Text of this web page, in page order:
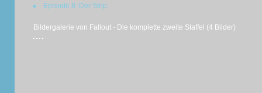
Episode 8: Der Strip
Bildergalerie von Fallout - Die komplette zweite Staffel (4 Bilder)